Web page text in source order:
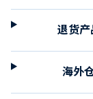
退货产
海外